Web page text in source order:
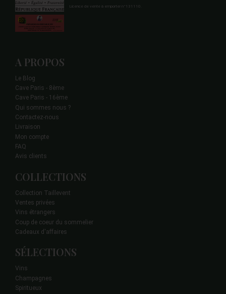
Licence de vente à emporter n°131110.
A PROPOS
Le Blog
Cave Paris - 8ème
Cave Paris - 16ème
Qui sommes nous ?
Contactez-nous
Livraison
Mon compte
FAQ
Avis clients
COLLECTIONS
Collection Taillevent
Ventes privées
Vins étrangers
Coup de coeur du sommelier
Cadeaux d'affaires
SÉLECTIONS
Vins
Champagnes
Spiritueux